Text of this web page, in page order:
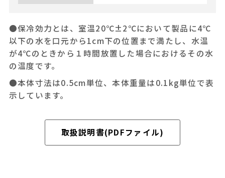
●保冷効力とは、室温20℃±2℃において製品に4℃
以下の水を口元から1cm下の位置まで満たし、水温
が4℃のときから１時間放置した場合におけるその水
の温度です。
●本体寸法は0.5cm単位、本体重量は0.1kg単位で表
示しています。
取扱説明書(PDFファイル)